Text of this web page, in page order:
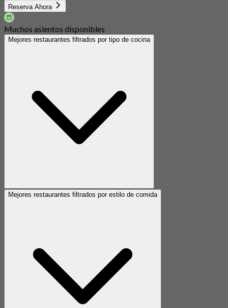
Reserva Ahora
Muchos asientos disponibles
Mejores restaurantes filtrados por tipo de cocina
Mejores restaurantes filtrados por estilo de comida